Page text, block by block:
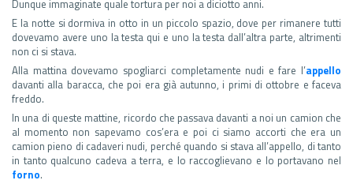
Dunque immaginate quale tortura per noi a diciotto anni.
E la notte si dormiva in otto in un piccolo spazio, dove per rimanere tutti
dovevamo avere uno la testa qui e uno la testa dall’altra parte, altrimenti
non ci si stava.
Alla mattina dovevamo spogliarci completamente nudi e fare l’appello
davanti alla baracca, che poi era già autunno, i primi di ottobre e faceva
freddo.
In una di queste mattine, ricordo che passava davanti a noi un camion che
al momento non sapevamo cos’era e poi ci siamo accorti che era un
camion pieno di cadaveri nudi, perché quando si stava all’appello, di tanto
in tanto qualcuno cadeva a terra, e lo raccoglievano e lo portavano nel
forno.